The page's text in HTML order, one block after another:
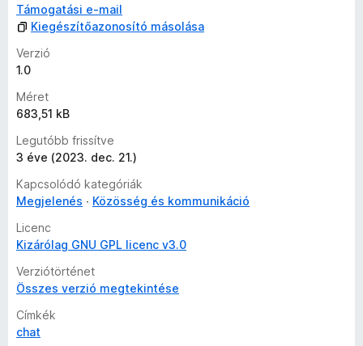
k
e
é
s
k
Támogatási e-mail
Kiegészítőazonosító másolása
Verzió
1.0
Méret
683,51 kB
Legutóbb frissítve
3 éve (2023. dec. 21.)
Kapcsolódó kategóriák
Megjelenés
Közösség és kommunikáció
Licenc
Kizárólag GNU GPL licenc v3.0
Verziótörténet
Összes verzió megtekintése
Címkék
chat